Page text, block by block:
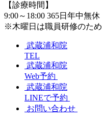
【診療時間】
9:00～18:00 365日年中無休
※木曜日は職員研修のため
武蔵浦和院
TEL
武蔵浦和院
Web予約
武蔵浦和院
LINEで予約
お問い合わせ